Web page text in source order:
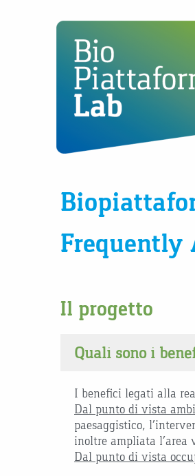
Frequently
Il progetto
Quali sono i
I benefici legati alla
Dal punto di vista
paesaggistico,
inoltre ampliata l’area
Dal punto di vista